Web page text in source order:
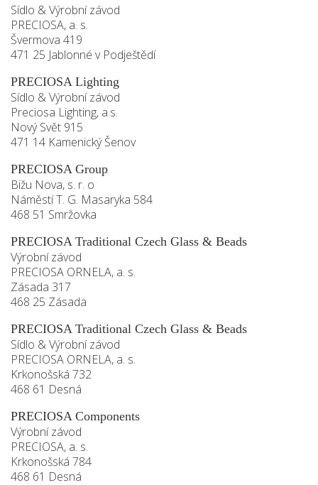
Sídlo & Výrobní závod
PRECIOSA, a. s.
Švermova 419
471 25 Jablonné v Podještědí
PRECIOSA Lighting
Sídlo & Výrobní závod
Preciosa Lighting, a.s.
Nový Svět 915
471 14 Kamenický Šenov
PRECIOSA Group
Bižu Nova, s. r. o
Náměstí T. G. Masaryka 584
468 51 Smržovka
PRECIOSA Traditional Czech Glass & Beads
Výrobní závod
PRECIOSA ORNELA, a. s.
Zásada 317
468 25 Zásada
PRECIOSA Traditional Czech Glass & Beads
Sídlo & Výrobní závod
PRECIOSA ORNELA, a. s.
Krkonošská 732
468 61 Desná
PRECIOSA Components
Výrobní závod
PRECIOSA, a. s.
Krkonošská 784
468 61 Desná